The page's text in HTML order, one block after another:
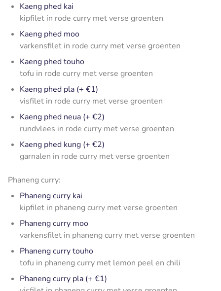
Kaeng phed kai
kipfilet in rode curry met verse groenten
Kaeng phed moo
varkensfilet in rode curry met verse groenten
Kaeng phed touho
tofu in rode curry met verse groenten
Kaeng phed pla (+ €1)
visfilet in rode curry met verse groenten
Kaeng phed neua (+ €2)
rundvlees in rode curry met verse groenten
Kaeng phed kung (+ €2)
garnalen in rode curry met verse groenten
Phaneng curry:
Phaneng curry kai
kipfilet in phaneng curry met verse groenten
Phaneng curry moo
varkensfilet in phaneng curry met verse groenten
Phaneng curry touho
tofu in phaneng curry met lemon peel en chili
Phaneng curry pla (+ €1)